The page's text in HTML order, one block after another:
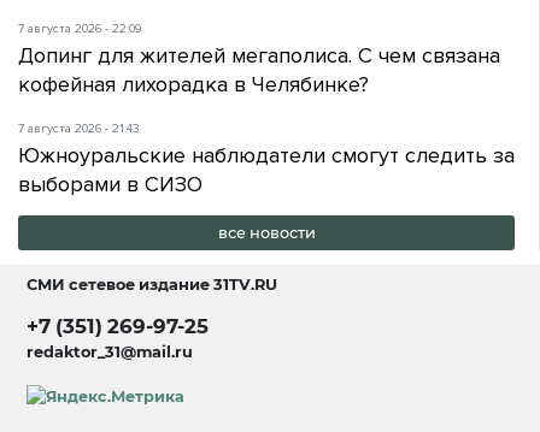
7 августа 2026 - 22:09
Допинг для жителей мегаполиса. С чем связана
кофейная лихорадка в Челябинке?
7 августа 2026 - 21:43
Южноуральские наблюдатели смогут следить за
выборами в СИЗО
все новости
СМИ сетевое издание31TV.RU
+7 (351) 269-97-25
redaktor_31@mail.ru